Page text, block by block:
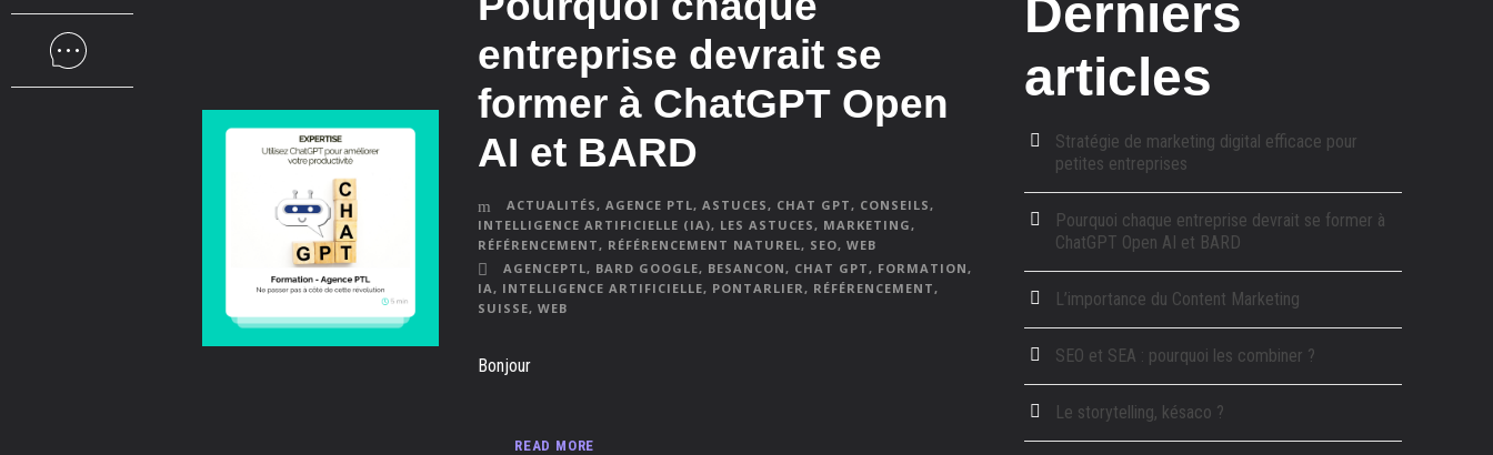
entreprise devrait se
former à ChatGPT Open
AI et BARD
ACTUALITÉS, AGENCE PTL, ASTUCES, CHAT GPT, CONSEILS,
INTELLIGENCE ARTIFICIELLE (IA), LES ASTUCES, MARKETING,
RÉFÉRENCEMENT, RÉFÉRENCEMENT NATUREL, SEO, WEB
AGENCEPTL, BARD GOOGLE, BESANCON, CHAT GPT, FORMATION,
IA, INTELLIGENCE ARTIFICIELLE, PONTARLIER, RÉFÉRENCEMENT,
SUISSE, WEB
Bonjour
READ MORE
Derniers
articles
Stratégie de marketing digital efficace pour
petites entreprises
Pourquoi chaque entreprise devrait se former à
ChatGPT Open AI et BARD
L’importance du Content Marketing
SEO et SEA : pourquoi les combiner ?
Le storytelling, késaco ?